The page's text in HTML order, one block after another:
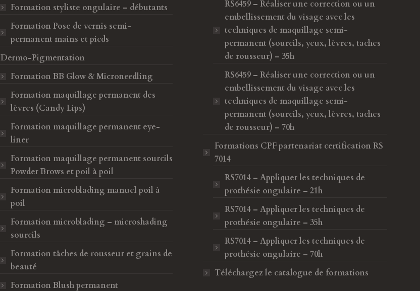
Formation styliste ongulaire – débutants
Formation Pose de vernis semi-
permanent mains et pieds
Dermo-Pigmentation
Formation BB Glow & Microneedling
Formation maquillage permanent des
lèvres (Candy Lips)
Formation maquillage permanent eye-
liner
Formation maquillage permanent sourcils
Powder Brows et poil à poil
Formation microblading manuel poil à
poil
Formation microblading – microshading
sourcils
Formation tâches de rousseur et grains de
beauté
Formation Blush permanent
RS6459 – Réaliser une correction ou un
embellissement du visage avec les
techniques de maquillage semi-
permanent (sourcils, yeux, lèvres, taches
de rousseur) – 35h
RS6459 – Réaliser une correction ou un
embellissement du visage avec les
techniques de maquillage semi-
permanent (sourcils, yeux, lèvres, taches
de rousseur) – 70h
Formations CPFpartenariat certification RS
7014
RS7014 – Appliquer les techniques de
prothésie ongulaire – 21h
RS7014 – Appliquer les techniques de
prothésie ongulaire – 35h
RS7014 – Appliquer les techniques de
prothésie ongulaire – 70h
Téléchargez le catalogue de formations